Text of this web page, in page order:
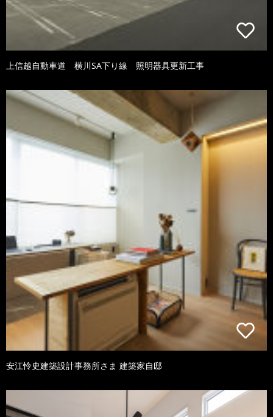
上信越自動車道 横川SA下り線 照明器具更新工事
安江怜史建築設計事務所さま 建築家自邸